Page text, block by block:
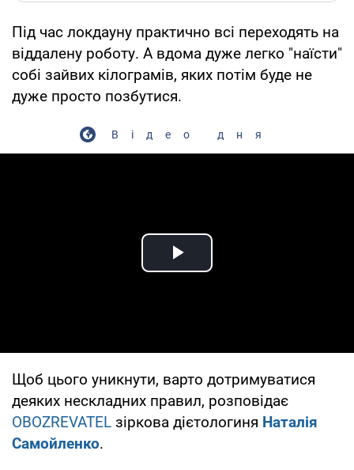
Під час локдауну практично всі переходять на
віддалену роботу. А вдома дуже легко "наїсти"
собі зайвих кілограмів, яких потім буде не
дуже просто позбутися.
Відео дня
Play Video
Щоб цього уникнути, варто дотримуватися
деяких нескладних правил, розповідає
OBOZREVATEL зіркова дієтологиня Наталія
Самойленко.